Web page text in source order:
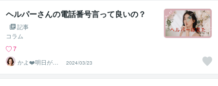
ヘルパーさんの電話番号言って良いの？
記事
コラム
7
かよ❤️明日が少
し楽しみになる
場所
2024/03/23